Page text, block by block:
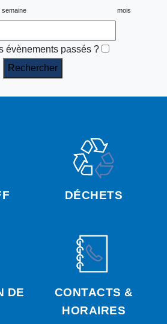
DÉCHETS
DE
CONTACTS &
HORAIRES
semaine mois
évènements passés ?